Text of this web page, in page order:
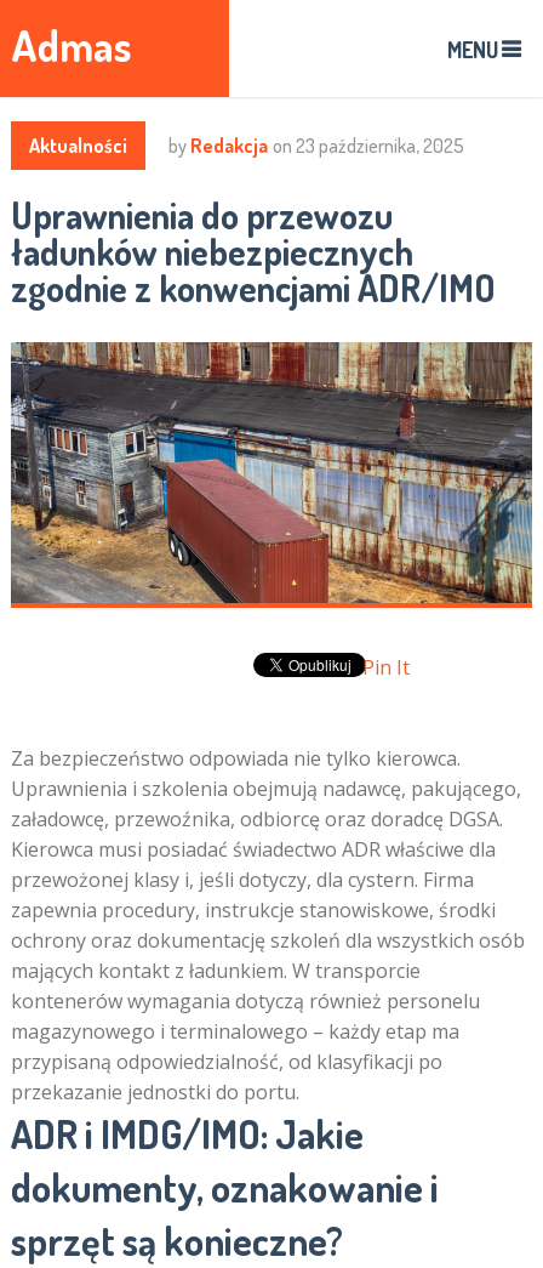
Admas MENU
Aktualności by Redakcja on 23 października, 2025
​Uprawnienia do przewozu
ładunków niebezpiecznych
zgodnie z konwencjami ADR/IMO
Pin It
Za bezpieczeństwo odpowiada nie tylko kierowca.
Uprawnienia i szkolenia obejmują nadawcę, pakującego,
załadowcę, przewoźnika, odbiorcę oraz doradcę DGSA.
Kierowca musi posiadać świadectwo ADR właściwe dla
przewożonej klasy i, jeśli dotyczy, dla cystern. Firma
zapewnia procedury, instrukcje stanowiskowe, środki
ochrony oraz dokumentację szkoleń dla wszystkich osób
mających kontakt z ładunkiem. W transporcie
kontenerów wymagania dotyczą również personelu
magazynowego i terminalowego – każdy etap ma
przypisaną odpowiedzialność, od klasyfikacji po
przekazanie jednostki do portu.
ADR i IMDG/IMO: Jakie
dokumenty, oznakowanie i
sprzęt są konieczne?